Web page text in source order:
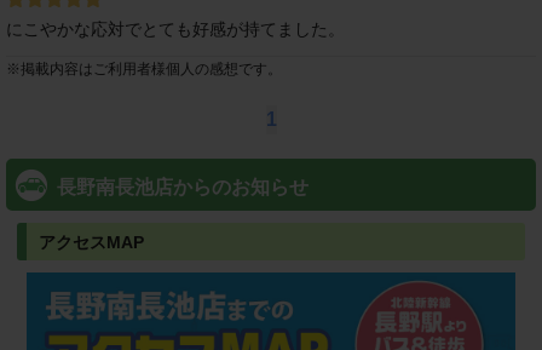
にこやかな応対でとても好感が持てました。
※ 掲載内容はご利用者様個人の感想です。
1
長野南長池店からのお知らせ
アクセスMAP